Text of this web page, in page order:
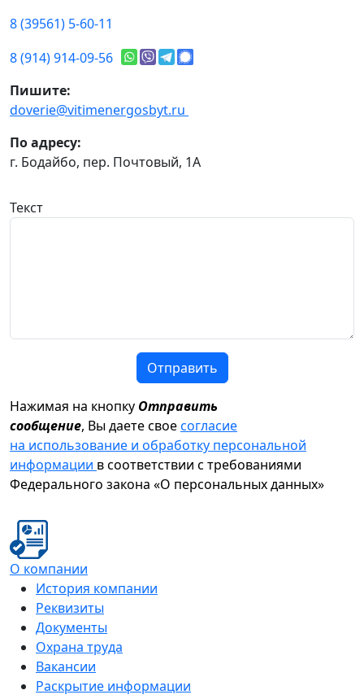
8 (39561) 5-60-11
8 (914) 914-09-56
Пишите:
doverie@vitimenergosbyt.ru
По адресу:
г. Бодайбо, пер. Почтовый, 1А
Текст
Отправить
Нажимая на кнопку Отправить
сообщение, Вы даете своесогласие
на использование и обработку персональной
информации в соответствии с требованиями
Федерального закона «О персональных данных»
О компании
История компании
Реквизиты
Документы
Охрана труда
Вакансии
Раскрытие информации